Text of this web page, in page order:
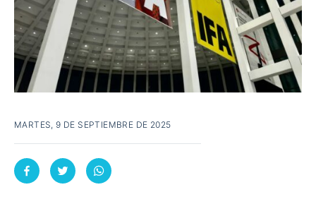
MARTES, 9 DE SEPTIEMBRE DE 2025